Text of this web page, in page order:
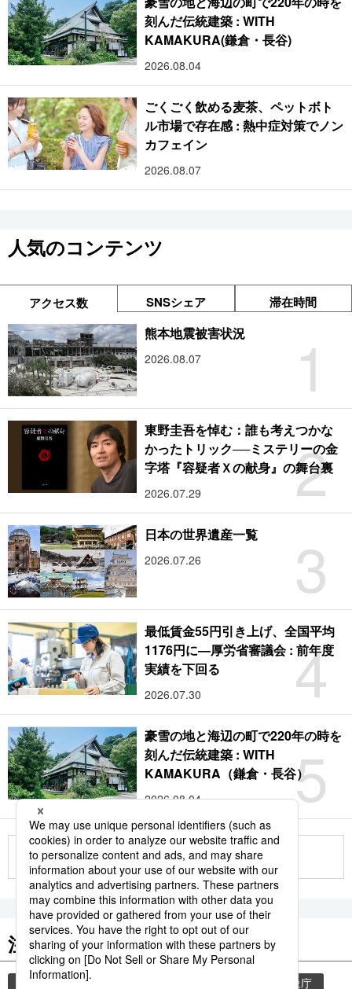
刻んだ伝統建築 : WITH
KAMAKURA(鎌倉・長谷)
2026.08.04
ごくごく飲める麦茶、ペットボト
ル市場で存在感 : 熱中症対策でノン
カフェイン
2026.08.07
人気のコンテンツ
アクセス数 SNSシェア 滞在時間
1
熊本地震被害状況
2026.08.07
2
東野圭吾を悼む：誰も考えつかな
かったトリック──ミステリーの金
字塔『容疑者Ｘの献身』の舞台裏
2026.07.29
3
日本の世界遺産一覧
2026.07.26
4
最低賃金55円引き上げ、全国平均
1176円に―厚労省審議会 : 前年度
実績を下回る
2026.07.30
5
豪雪の地と海辺の町で220年の時を
刻んだ伝統建築 : WITH
KAMAKURA（鎌倉・長谷）
2026.08.04
もっと見る
注目のキーワード
共同通信ニュース 気象庁